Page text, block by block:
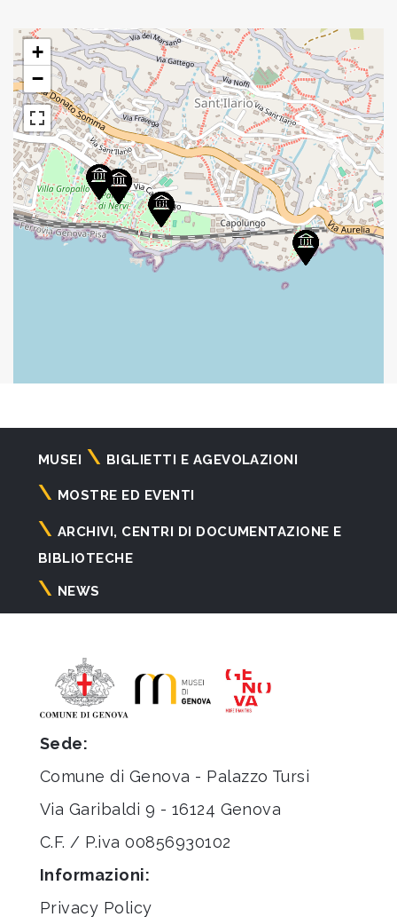
+
−
Navigazione
principale
MUSEI BIGLIETTI E AGEVOLAZIONI
MOSTRE ED EVENTI
ARCHIVI, CENTRI DI DOCUMENTAZIONE E
BIBLIOTECHE
NEWS
Sede:
Comune di Genova - Palazzo Tursi
Via Garibaldi 9 - 16124 Genova
C.F. / P.iva 00856930102
Informazioni:
Privacy Policy